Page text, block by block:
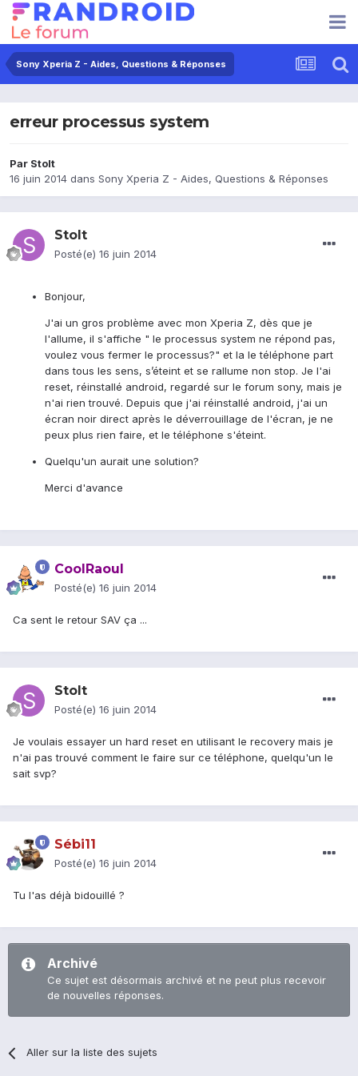
Sony Xperia Z - Aides, Questions & Réponses
erreur processus system
Par Stolt
16 juin 2014 dans Sony Xperia Z - Aides, Questions & Réponses
Stolt
Posté(e) 16 juin 2014
Bonjour,
J'ai un gros problème avec mon Xperia Z, dès que je
l'allume, il s'affiche " le processus system ne répond pas,
voulez vous fermer le processus?" et la le téléphone part
dans tous les sens, s’éteint et se rallume non stop. Je l'ai
reset, réinstallé android, regardé sur le forum sony, mais je
n'ai rien trouvé. Depuis que j'ai réinstallé android, j'ai un
écran noir direct après le déverrouillage de l'écran, je ne
peux plus rien faire, et le téléphone s'éteint.
Quelqu'un aurait une solution?
Merci d'avance
CoolRaoul
Posté(e) 16 juin 2014
Ca sent le retour SAV ça ...
Stolt
Posté(e) 16 juin 2014
Je voulais essayer un hard reset en utilisant le recovery mais je
n'ai pas trouvé comment le faire sur ce téléphone, quelqu'un le
sait svp?
Sébi11
Posté(e) 16 juin 2014
Tu l'as déjà bidouillé ?
Archivé
Ce sujet est désormais archivé et ne peut plus recevoir
de nouvelles réponses.
Aller sur la liste des sujets